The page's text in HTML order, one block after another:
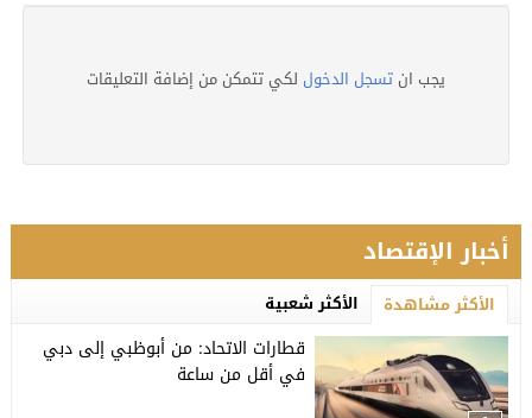
يجب ان تسجل الدخول لكي تتمكن من إضافة التعليقات
أخبار الإقتصاد
الأكثر مشاهدة الأكثر شعبية
قطارات الاتحاد: من أبوظبي إلى دبي
في أقل من ساعة